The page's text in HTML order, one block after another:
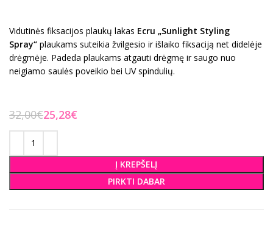
Vidutinės fiksacijos plaukų lakas Ecru „Sunlight Styling
Spray“ plaukams suteikia žvilgesio ir išlaiko fiksaciją net didelėje
drėgmėje. Padeda plaukams atgauti drėgmę ir saugo nuo
neigiamo saulės poveikio bei UV spindulių.
32,00€25,28€
Į KREPŠELĮ
PIRKTI DABAR